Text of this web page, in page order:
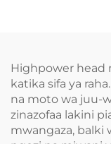
Highpower head
katika sifa ya
na moto wa juu-
zinazofaa lakini
mwangaza, balki